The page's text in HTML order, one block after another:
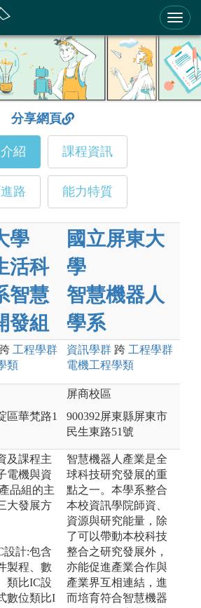
育才輔助系統
分享網頁
紹 課程資訊
路 能力特質
學
活科
智慧
發組
國立屏東大
學
智慧機器人
學系
跨 工程學群
類
資訊學群 跨 工程學群
電機工程學類
區華梵路1
屏商校區
900392屏東縣屏東市
民生東路51號
及課程主
電機與資
品組的主
大發展方
設計:包含
製程、數
類比IC設
數位類比I
智慧機器人產業是全
球科技研究發展的重
點之一。本學系整合
本校資訊學院師資、
資源與研究能量，除
了可以帶動本校科技
整合之研究發展外，
亦能促進產業合作與
產業界互相連結，進
而培育符合智慧機器